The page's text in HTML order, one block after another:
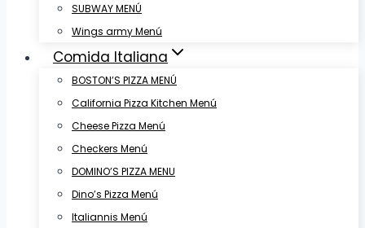
SUBWAY MENÚ
Wings army Menú
Comida Italiana
BOSTON’S PIZZA MENÚ
California Pizza Kitchen Menú
Cheese Pizza Menú
Checkers Menú
DOMINO’S PIZZA MENU
Dino’s Pizza Menú
Italiannis Menú